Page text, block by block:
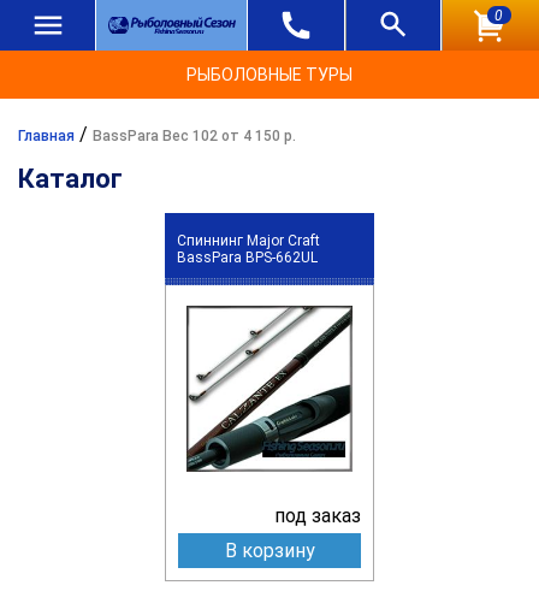
0
РЫБОЛОВНЫЕ ТУРЫ
Главная / BassPara Вес 102 от 4 150 р.
Каталог
Спиннинг Major Craft
BassPara BPS-662UL
под заказ
В корзину